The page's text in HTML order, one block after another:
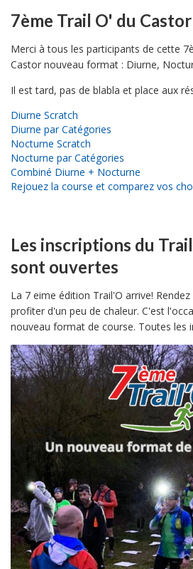
7ème Trail O' du
Merci à tous les participants de cette
Castor nouveau format : Diurne,
Il est tard, pas de blabla et place aux
Diurne Scratch
Diurne par Catégories
Nocturne Scratch
Nocturne par Catégories
Combiné Diurne + Nocturne
Rejouez la course et comparez vos
Les inscriptions du
sont ouvertes
La 7 eime édition Trail'O arrive!
profiter d'un peu de chaleur. C'est
nouveau format de course. Toutes les